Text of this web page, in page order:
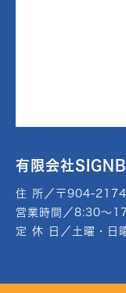
有限会社
住 所／〒904-2174
営業時間／8:30～
定 休 日／土曜・日